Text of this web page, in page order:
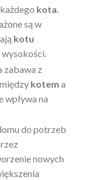
kota
są w
kotu
zabawa z
kotem a
wpływa na
do potrzeb
nowych